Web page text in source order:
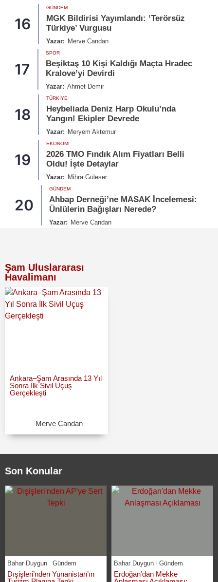
16
GÜNDEM
MGK Bildirisi Yayımlandı: ‘Terörsüz
Türkiye’ Vurgusu
Yazar: Merve Candan
17
SPOR
Beşiktaş 10 Kişi Kaldığı Maçta Hradec
Kralove’yi Devirdi
Yazar: Ahmet Demir
18
TÜRKIYE
Heybeliada Deniz Harp Okulu’nda
Yangın! Ekipler Devrede
Yazar: Meryem Aktemur
19
EKONOMI
2026 TMO Fındık Alım Fiyatları Belli
Oldu! İşte Detaylar
Yazar: Mihra Güleser
20
GÜNDEM
Ahbap Derneği’ne MASAK İncelemesi:
Ünlülerin Bağışları Nerede?
Yazar: Merve Candan
Şam Uluslararası
Havalimanı
Ankara–Şam Arasında 13 Yıl
Sonra İlk Sivil Uçuş
Gerçekleşti
Merve Candan
Son Konular
Bahar Duygun Gündem
Dışişleri’nden Yunanistan’ın
Bahar Duygun Gündem
Erdoğan’dan Mekke